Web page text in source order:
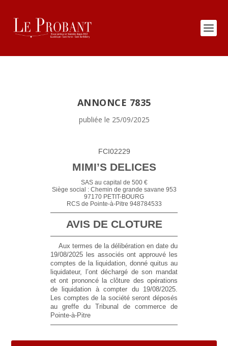
ANNONCE 7835
publiée le 25/09/2025
FCI02229
MIMI’S DELICES
SAS au capital de 500 €
Siège social : Chemin de grande savane 953
97170 PETIT-BOURG
RCS de Pointe-à-Pitre 948784533
AVIS DE CLOTURE
Aux termes de la délibération en date du
19/08/2025 les associés ont approuvé les
comptes de la liquidation, donné quitus au
liquidateur, l’ont déchargé de son mandat
et ont prononcé la clôture des opérations
de liquidation à compter du 19/08/2025.
Les comptes de la société seront déposés
au greffe du Tribunal de commerce de
Pointe-à-Pitre